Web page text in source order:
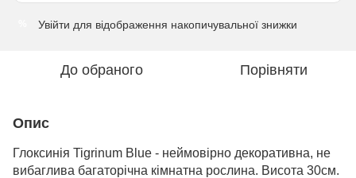
Увійти для відображення накопичувальної знижки
До обраного Порівняти
Опис
Глоксинія Tigrinum Blue - неймовірно декоративна, не
вибаглива багаторічна кімнатна рослина. Висота 30см.